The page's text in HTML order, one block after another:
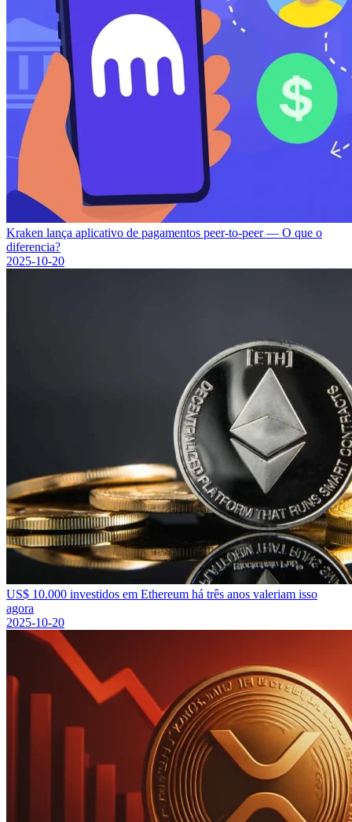
Kraken lança aplicativo de pagamentos peer-to-peer — O que o
diferencia?
2025-10-20
US$ 10.000 investidos em Ethereum há três anos valeriam isso
agora
2025-10-20